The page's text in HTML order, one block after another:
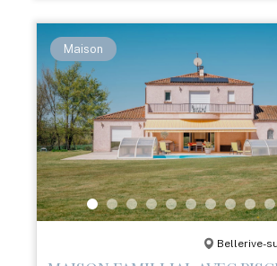
Maison
Bellerive-